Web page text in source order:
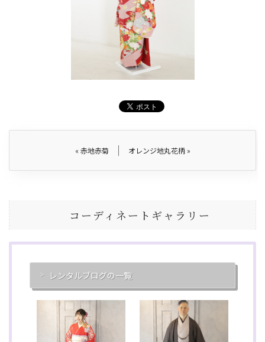
« 赤地赤菊 オレンジ地丸花柄»
コーディネートギャラリー
レンタルブログの一覧